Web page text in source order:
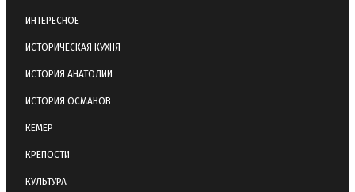
ИНТЕРЕСНОЕ
ИСТОРИЧЕСКАЯ КУХНЯ
ИСТОРИЯ АНАТОЛИИ
ИСТОРИЯ ОСМАНОВ
КЕМЕР
КРЕПОСТИ
КУЛЬТУРА